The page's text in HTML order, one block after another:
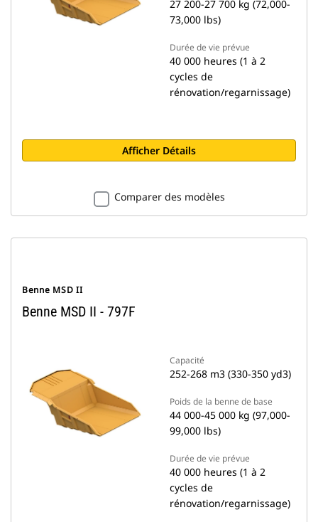
27 200-27 700 kg (72,000-
73,000 lbs)
Durée de vie prévue
40 000 heures (1 à 2
cycles de
rénovation/regarnissage)
Afficher Détails
Comparer des modèles
Benne MSD II
Benne MSD II - 797F
Capacité
252-268 m3 (330-350 yd3)
Poids de la benne de base
44 000-45 000 kg (97,000-
99,000 lbs)
Durée de vie prévue
40 000 heures (1 à 2
cycles de
rénovation/regarnissage)